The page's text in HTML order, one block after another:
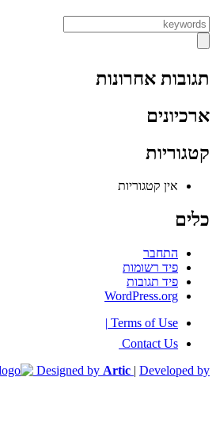
תגובות אחרונות
ארכיונים
קטגוריות
אין קטגוריות
כלים
התחבר
פיד רשומות
פיד תגובות
WordPress.org
Terms of Use
|
Contact Us
Designed by Artic | Developed by